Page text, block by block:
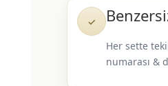
✓
Her sette
numarası &